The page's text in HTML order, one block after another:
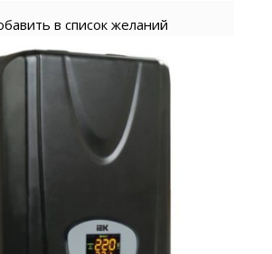
в список желаний